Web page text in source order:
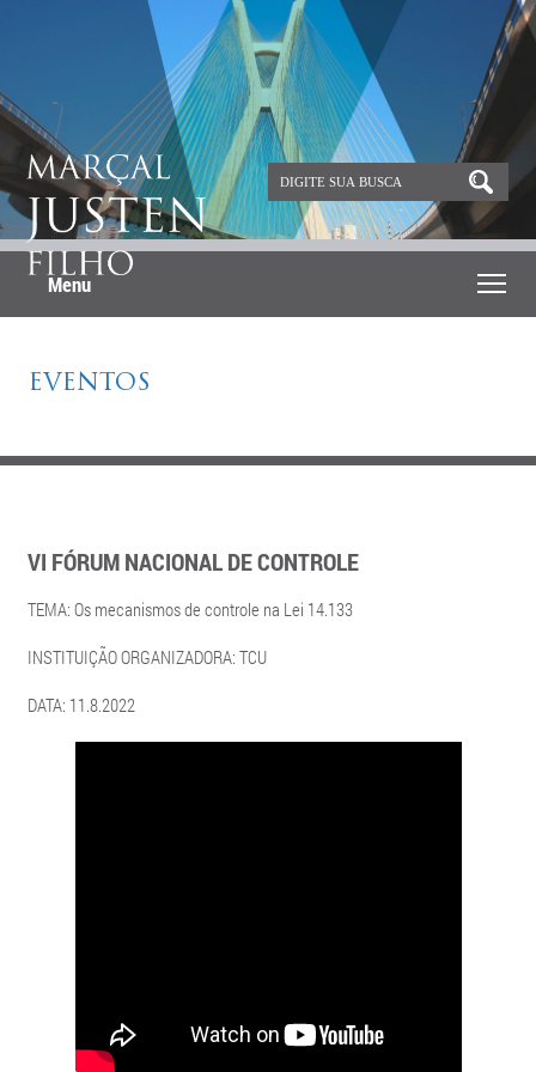
Menu
EVENTOS
VI FÓRUM NACIONAL DE CONTROLE
TEMA: Os mecanismos de controle na Lei 14.133
INSTITUIÇÃO ORGANIZADORA: TCU
DATA: 11.8.2022